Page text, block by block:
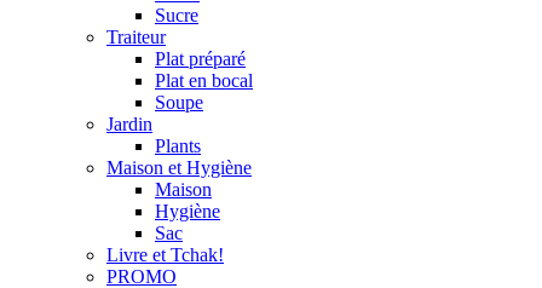
Sucre
Traiteur
Plat préparé
Plat en bocal
Soupe
Jardin
Plants
Maison et Hygiène
Maison
Hygiène
Sac
Livre et Tchak!
PROMO